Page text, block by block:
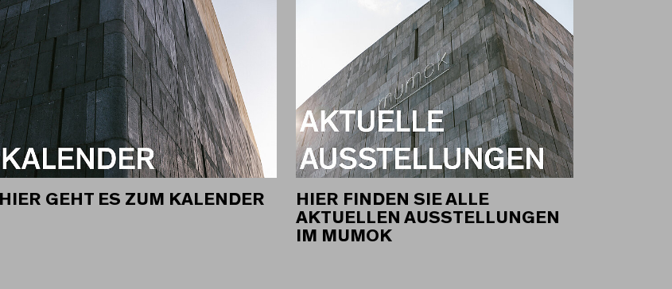
HIER GEHT ES ZUM KALENDER
HIER FINDEN SIE ALLE
AKTUELLEN AUSSTELLUNGEN
IM MUMOK